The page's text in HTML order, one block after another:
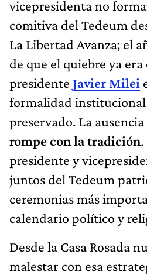
vicepresidenta no
comitiva del Tedeum
La Libertad Avanza; el
de que el quiebre ya
presidente Javier Milei
formalidad institucional
preservado. La
rompe con la tradición
presidente y
juntos del Tedeum
ceremonias más
calendario político y
Desde la Casa Rosada
malestar con esa